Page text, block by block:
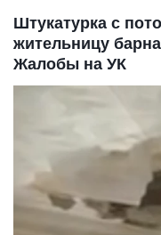
Штукатурка с
жительницу
Жалобы на УК